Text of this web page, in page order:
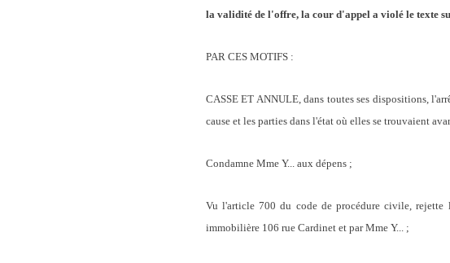
la validité de l'offre, la cour d'appel a violé le texte
PAR CES MOTIFS :
CASSE ET ANNULE, dans toutes ses dispositions,
cause et les parties dans l'état où elles se trouvaient
Condamne Mme Y... aux dépens ;
Vu l'article 700 du code de procédure civile, rejette
immobilière 106 rue Cardinet et par Mme Y... ;